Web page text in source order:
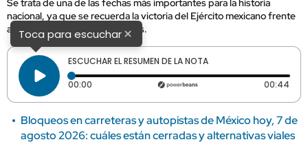
Se trata de una de las fechas más importantes para la historia
nacional, ya que se recuerda la victoria del Ejército mexicano frente
al del poderoso Imperio francés.
Toca para escuchar×
ESCUCHAR EL RESUMEN DE LA NOTA
00:00 Tiempo transcurrido: 0 segundos 00:44
Bloqueos en carreteras y autopistas de México hoy, 7 de
agosto 2026: cuáles están cerradas y alternativas viales